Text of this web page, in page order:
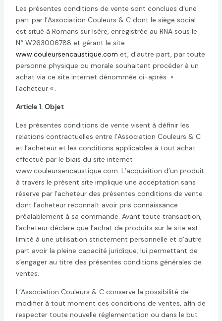
Les présentes conditions de vente sont conclues d’une
part par l’Association Couleurs & C dont le siège social
est situé à Romans sur Isère, enregistrée au RNA sous le
N° W263006788 et gérant le site
www.couleursencaustique.com et, d’autre part, par toute
personne physique ou morale souhaitant procéder à un
achat via ce site internet dénommée ci-après »
l’acheteur « .
Article 1. Objet
Les présentes conditions de vente visent à définir les
relations contractuelles entre l’Association Couleurs & C
et l’acheteur et les conditions applicables à tout achat
effectué par le biais du site internet
www.couleursencaustique.com. L’acquisition d’un produit
à travers le présent site implique une acceptation sans
réserve par l’acheteur des présentes conditions de vente
dont l’acheteur reconnaît avoir pris connaissance
préalablement à sa commande. Avant toute transaction,
l’acheteur déclare que l’achat de produits sur le site est
limité à une utilisation strictement personnelle et d’autre
part avoir la pleine capacité juridique, lui permettant de
s’engager au titre des présentes conditions générales de
ventes.
L’Association Couleurs & C conserve la possibilité de
modifier à tout moment ces conditions de ventes, afin de
respecter toute nouvelle réglementation ou dans le but